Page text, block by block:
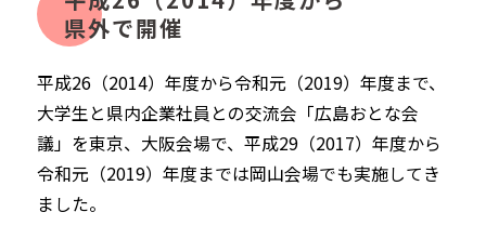
県外で開催
平成26（2014）年度から令和元（2019）年度まで、
大学生と県内企業社員との交流会「広島おとな会
議」を東京、大阪会場で、 平成29（2017）年度から
令和元（2019）年度までは岡山会場でも実施してき
ました。